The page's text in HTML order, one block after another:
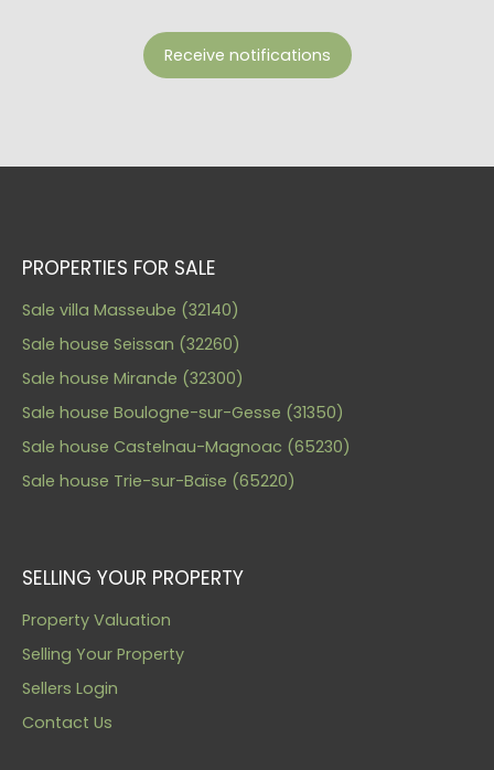
Receive notifications
PROPERTIES FOR SALE
Sale villa Masseube (32140)
Sale house Seissan (32260)
Sale house Mirande (32300)
Sale house Boulogne-sur-Gesse (31350)
Sale house Castelnau-Magnoac (65230)
Sale house Trie-sur-Baïse (65220)
SELLING YOUR PROPERTY
Property Valuation
Selling Your Property
Sellers Login
Contact Us